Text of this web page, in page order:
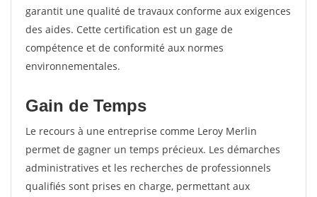
garantit une qualité de travaux conforme aux exigences
des aides. Cette certification est un gage de
compétence et de conformité aux normes
environnementales.
Gain de Temps
Le recours à une entreprise comme Leroy Merlin
permet de gagner un temps précieux. Les démarches
administratives et les recherches de professionnels
qualifiés sont prises en charge, permettant aux